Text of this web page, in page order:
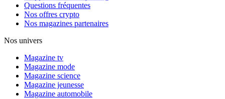
Questions fréquentes
Nos offres crypto
Nos magazines partenaires
Nos univers
Magazine tv
Magazine mode
Magazine science
Magazine jeunesse
Magazine automobile